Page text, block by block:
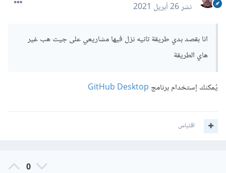
نشر26 أبريل 2021
انا بقصد بدي طريقة تانيه نزل فيها مشاريعي على جيت هب غير
هاي الطريقة
يُمكنك إستخدام برنامج GitHub Desktop
اقتباس
0